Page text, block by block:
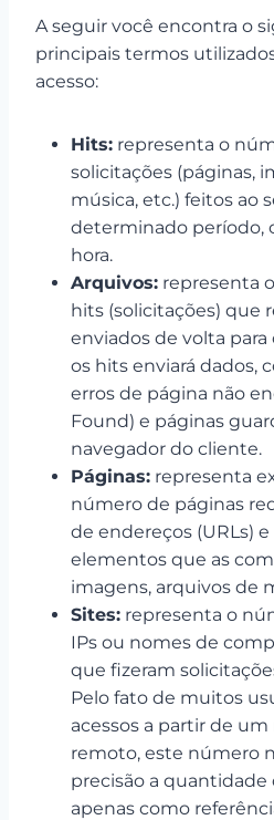
A seguir você encontra o
principais termos
acesso:
Hits: representa o
solicitações (páginas,
música, etc.) feitos ao
determinado período,
hora.
Arquivos: representa
hits (solicitações) que
enviados de volta
os hits enviará dados,
erros de página não
Found) e páginas
navegador do cliente.
Páginas: representa
número de páginas
de endereços (URLs)
elementos que as
imagens, arquivos de
Sites: representa o
IPs ou nomes de
que fizeram
Pelo fato de muitos
acessos a partir de
remoto, este número
precisão a quantidade
apenas como